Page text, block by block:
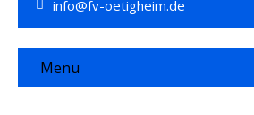
info@fv-oetigheim.de
Menu